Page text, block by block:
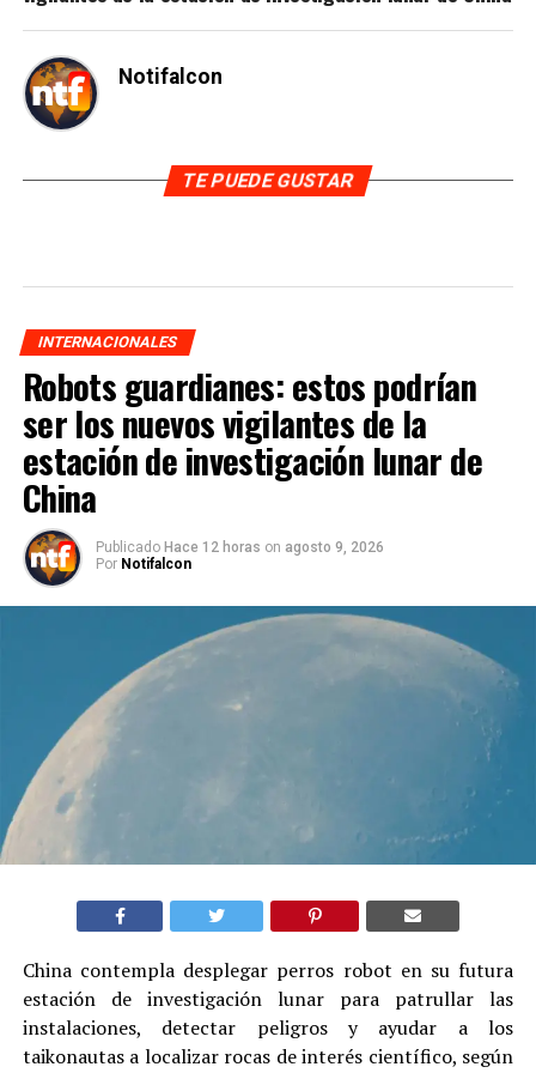
Notifalcon
TE PUEDE GUSTAR
INTERNACIONALES
Robots guardianes: estos podrían
ser los nuevos vigilantes de la
estación de investigación lunar de
China
Publicado Hace 12 horas on agosto 9, 2026
Por Notifalcon
China contempla desplegar perros robot en su futura
estación de investigación lunar para patrullar las
instalaciones, detectar peligros y ayudar a los
taikonautas a localizar rocas de interés científico, según